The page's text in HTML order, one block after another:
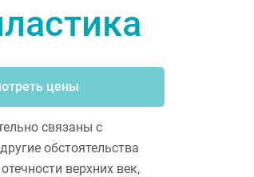
цены
связаны с
обстоятельства
верхних век,